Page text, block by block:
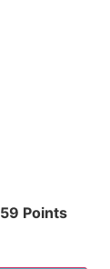
59 Points